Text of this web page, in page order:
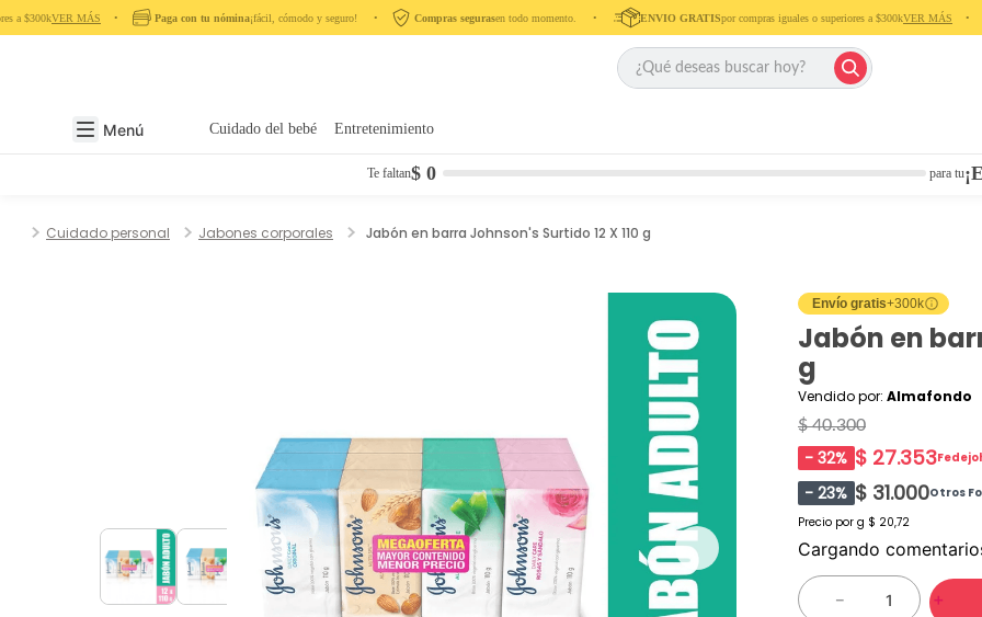
a $300kVER MÁS‎ ‎ ‎ ‎ •‎ ‎ ‎ ‎ Paga con tu nómina¡fácil, cómodo y seguro! ‎ ‎ ‎ ‎ •‎ ‎ ‎ ‎ Compras segurasen todo momento. ‎ ‎ ‎ ‎ •‎ ‎ ‎ ‎ ‎ ENVIO GRATISpor compras iguales o superiores a $300kVER MÁS‎ ‎ ‎ ‎ •‎ ‎ ‎ ‎
Menú Cuidado del bebé Entretenimiento
para tu
Te faltan$ 0
Cuidado personal Jabones corporales Jabón en barra Johnson's Surtido 12 X 110 g
Envío gratis+300k
Jabón en
g
Vendido por: Almafondo
$ 40.300
-32% $ 27.353
-23% $ 31.000Otros
Precio por g $ 20,72
Cargando
＋
－